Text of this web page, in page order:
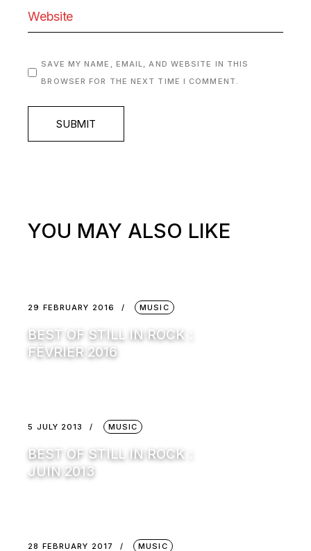
SAVE MY NAME, EMAIL, AND WEBSITE IN THIS
BROWSER FOR THE NEXT TIME I COMMENT.
SUBMIT
YOU MAY ALSO LIKE
29 FEBRUARY 2016 MUSIC
BEST OF STILL IN ROCK :
FÉVRIER 2016
5 JULY 2013 MUSIC
BEST OF STILL IN ROCK :
JUIN 2013
28 FEBRUARY 2017 MUSIC